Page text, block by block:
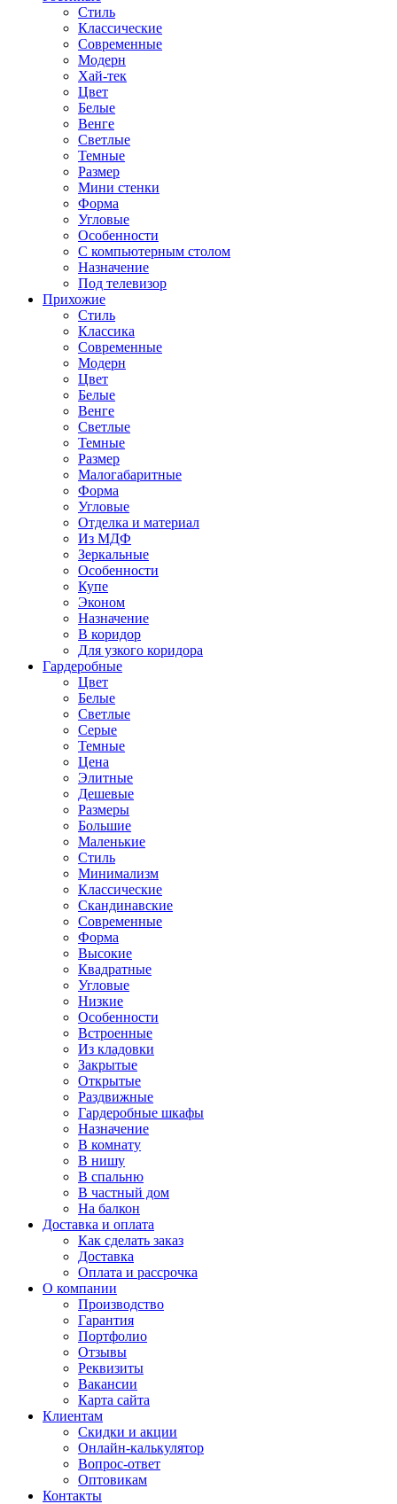
Стиль
Классические
Современные
Модерн
Хай-тек
Цвет
Белые
Венге
Светлые
Темные
Размер
Мини стенки
Форма
Угловые
Особенности
С компьютерным столом
Назначение
Под телевизор
Прихожие
Стиль
Классика
Современные
Модерн
Цвет
Белые
Венге
Светлые
Темные
Размер
Малогабаритные
Форма
Угловые
Отделка и материал
Из МДФ
Зеркальные
Особенности
Купе
Эконом
Назначение
В коридор
Для узкого коридора
Гардеробные
Цвет
Белые
Светлые
Серые
Темные
Цена
Элитные
Дешевые
Размеры
Большие
Маленькие
Стиль
Минимализм
Классические
Скандинавские
Современные
Форма
Высокие
Квадратные
Угловые
Низкие
Особенности
Встроенные
Из кладовки
Закрытые
Открытые
Раздвижные
Гардеробные шкафы
Назначение
В комнату
В нишу
В спальню
В частный дом
На балкон
Доставка и оплата
Как сделать заказ
Доставка
Оплата и рассрочка
О компании
Производство
Гарантия
Портфолио
Отзывы
Реквизиты
Вакансии
Карта сайта
Клиентам
Скидки и акции
Онлайн-калькулятор
Вопрос-ответ
Оптовикам
Контакты